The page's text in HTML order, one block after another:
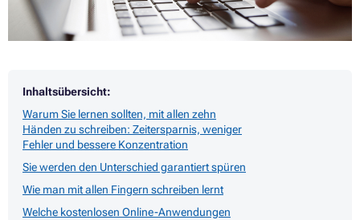
Inhaltsübersicht:
Warum Sie lernen sollten, mit allen zehn
Händen zu schreiben: Zeitersparnis, weniger
Fehler und bessere Konzentration
Sie werden den Unterschied garantiert spüren
Wie man mit allen Fingern schreiben lernt
Welche kostenlosen Online-Anwendungen